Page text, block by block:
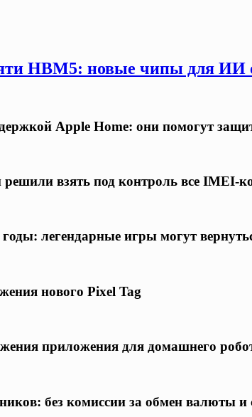
HBM5: новые чипы для ИИ
Apple Home: они помогут
взять под контроль все IMEI-
легендарные игры могут
нового Pixel Tag
приложения для домашнего
без комиссии за обмен валюты